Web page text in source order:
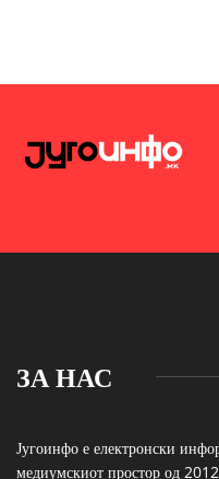
ЗА НАС
Југоинфо е електронски
медиумскиот простор од